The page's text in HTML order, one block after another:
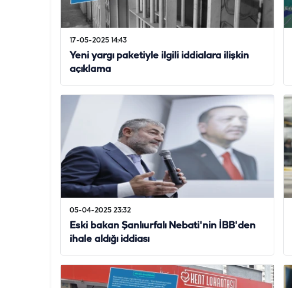
17-05-2025 14:43
Yeni yargı paketiyle ilgili iddialara ilişkin
açıklama
05-04-2025 23:32
Eski bakan Şanlıurfalı Nebati'nin İBB'den
ihale aldığı iddiası